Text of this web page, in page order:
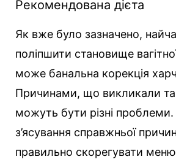
Рекомендована дієта
Як вже було зазначено,
поліпшити становище
може банальна корекція
Причинами, що викликали
можуть бути різні проблеми.
з’ясування справжньої
правильно скорегувати